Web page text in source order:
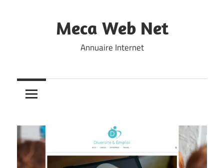
Meca Web Net
Annuaire Internet